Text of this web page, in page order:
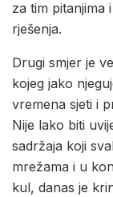
za tim pitanjima
rješenja.
Drugi smjer je
kojeg jako
vremena sjeti i
Nije lako biti
sadržaja koji
mrežama i u
kul, danas je